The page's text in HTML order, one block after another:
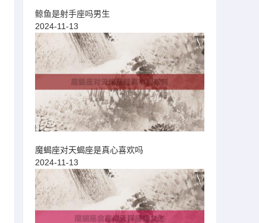
鲸鱼是射手座吗男生
2024-11-13
魔蝎座对天蝎座是真心喜欢吗
2024-11-13